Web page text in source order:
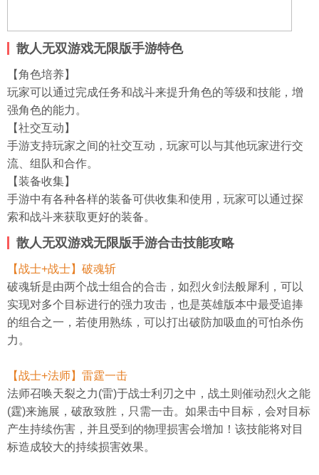
散人无双游戏无限版手游特色
【角色培养】
玩家可以通过完成任务和战斗来提升角色的等级和技能，增
强角色的能力。
【社交互动】
手游支持玩家之间的社交互动，玩家可以与其他玩家进行交
流、组队和合作。
【装备收集】
手游中有各种各样的装备可供收集和使用，玩家可以通过探
索和战斗来获取更好的装备。
散人无双游戏无限版手游合击技能攻略
【战士+战士】破魂斩
破魂斩是由两个战士组合的合击，如烈火剑法般犀利，可以
实现对多个目标进行的强力攻击，也是英雄版本中最受追捧
的组合之一，若使用熟练，可以打出破防加吸血的可怕杀伤
力。
【战士+法师】雷霆一击
法师召唤天裂之力(雷)于战士利刃之中，战土则催动烈火之能
(霆)来施展，破敌致胜，只需一击。如果击中目标，会对目标
产生持续伤害，并且受到的物理损害会增加！该技能将对目
标造成较大的持续损害效果。